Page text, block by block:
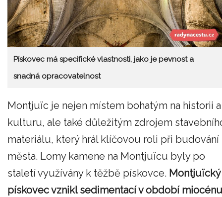
Pískovec má specifické vlastnosti, jako je pevnost a
snadná opracovatelnost
Montjuïc je nejen místem bohatým na historii a
kulturu, ale také důležitým zdrojem
materiálu, který hrál klíčovou roli při budování
města. Lomy kamene na Montjuïcu byly po
staletí využívány k těžbě pískovce. Montjuïcký
pískovec vznikl sedimentací v období miocénu